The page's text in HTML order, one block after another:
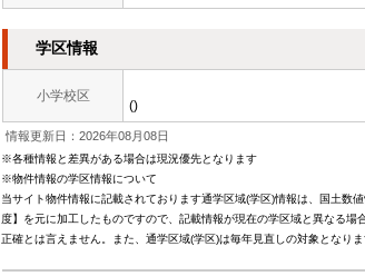
学区情報
小学校区
()
情報更新日：2026年08月08日
※各種情報と差異がある場合は現況優先となります
※物件情報の学区情報について
当サイト物件情報に記載されております通学区域(学区)情報は、国土
度】を元に加工したものですので、記載情報が現在の学区域と異なる
正確とは言えません。また、通学区域(学区)は毎年見直しの対象となり